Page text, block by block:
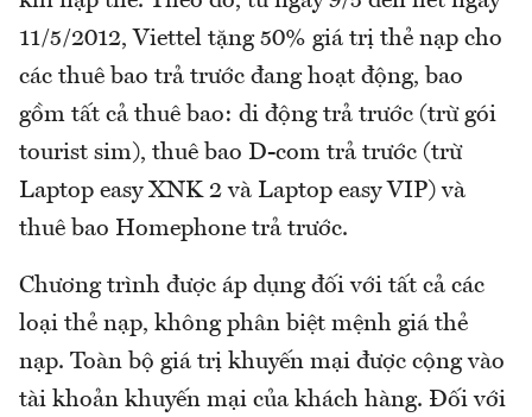
11/5/2012, Viettel tặng 50% giá trị thẻ nạp cho
các thuê bao trả trước đang hoạt động, bao
gồm tất cả thuê bao: di động trả trước (trừ gói
tourist sim), thuê bao D-com trả trước (trừ
Laptop easy XNK 2 và Laptop easy VIP) và
thuê bao Homephone trả trước.
Chương trình được áp dụng đối với tất cả các
loại thẻ nạp, không phân biệt mệnh giá thẻ
nạp. Toàn bộ giá trị khuyến mại được cộng vào
tài khoản khuyến mại của khách hàng. Đối với